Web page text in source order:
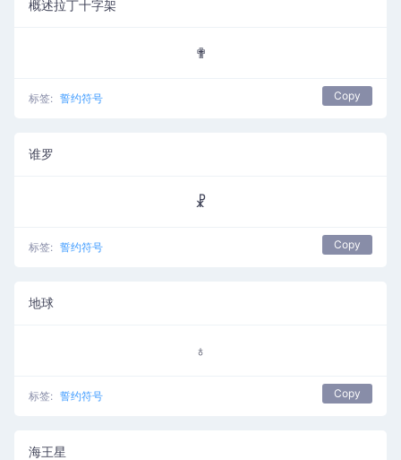
概述拉丁十字架
✟
标签: 誓约符号 Copy
谁罗
☧
标签: 誓约符号 Copy
地球
♁
标签: 誓约符号 Copy
海王星